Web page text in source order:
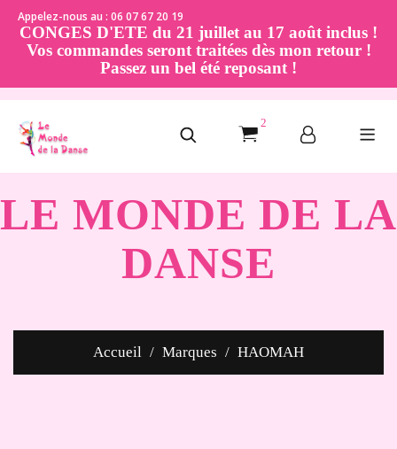
Appelez-nous au : 06 07 67 20 19
CONGES D'ETE du 21 juillet au 17 août inclus !
Vos commandes seront traitées dès mon retour !
Passez un bel été reposant !
2
LE MONDE DE LA
DANSE
Accueil Marques HAOMAH